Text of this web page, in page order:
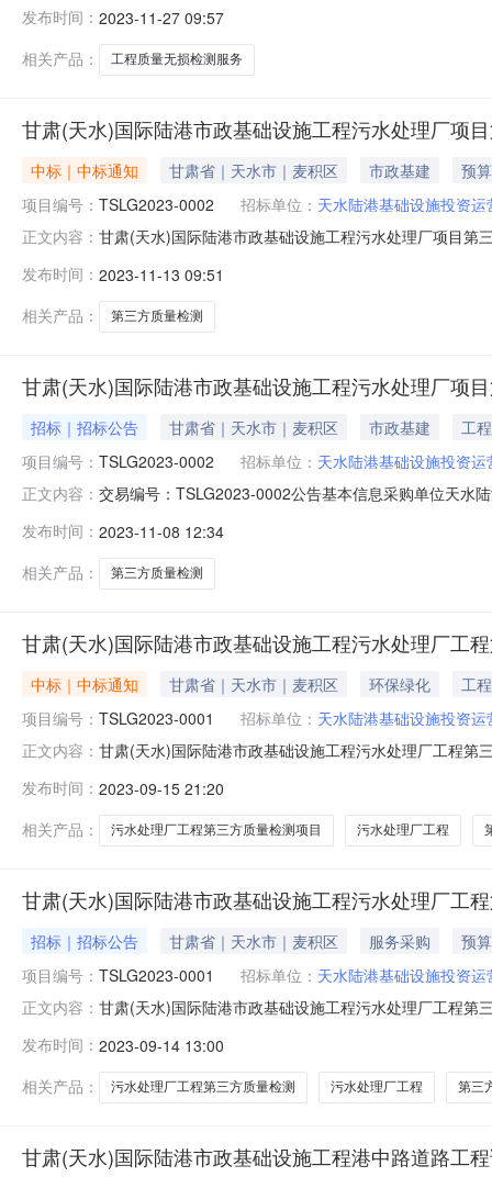
配水厂站工程质量无损检测服务001TSLG2023-0003工
发布时间： 2023-11-27 09:57
相关产品：
工程质量无损检测服务
甘肃(天水)国际陆港市政基础设施工程污水处理厂项
中标｜中标通知 甘肃省｜天水市｜麦积区 市政基建
预
项目编号： TSLG2023-0002 招标单位： 天水陆港基础设施投资
正文内容： 甘肃(天水)国际陆港市政基础设施工程污水处理厂项目第
企业成交价格状态1甘肃(天水)国际陆港市政基础设施工
发布时间： 2023-11-13 09:51
相关产品：
第三方质量检测
甘肃(天水)国际陆港市政基础设施工程污水处理厂项
招标｜招标公告 甘肃省｜天水市｜麦积区 市政基建
工程
项目编号： TSLG2023-0002 招标单位： 天水陆港基础设施投资
正文内容： 交易编号：TSLG2023-0002公告基本信息采购单位天水
水处理厂项目第三方质量检测001TSLG2023-0002服务-
发布时间： 2023-11-08 12:34
相关产品：
第三方质量检测
甘肃(天水)国际陆港市政基础设施工程污水处理厂工
中标｜中标通知 甘肃省｜天水市｜麦积区 环保绿化
工程
项目编号： TSLG2023-0001 招标单位： 天水陆港基础设施投资
正文内容： 甘肃(天水)国际陆港市政基础设施工程污水处理厂工程第
称标包编号采购类别合同估算价成交企业成交价格状态1
发布时间： 2023-09-15 21:20
相关产品：
污水处理厂工程第三方质量检测项目 污水处理厂工程
甘肃(天水)国际陆港市政基础设施工程污水处理厂工
招标｜招标公告 甘肃省｜天水市｜麦积区 服务采购
预
项目编号： TSLG2023-0001 招标单位： 天水陆港基础设施投资
正文内容： 甘肃(天水)国际陆港市政基础设施工程污水处理厂工程第
（A01）房屋建筑联系人王琳皓联系电话15333440804
发布时间： 2023-09-14 13:00
相关产品：
污水处理厂工程第三方质量检测 污水处理厂工程 第三
甘肃(天水)国际陆港市政基础设施工程港中路道路工